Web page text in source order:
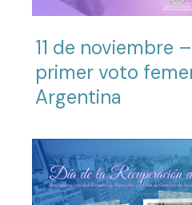
11 de noviembre
primer voto
Argentina